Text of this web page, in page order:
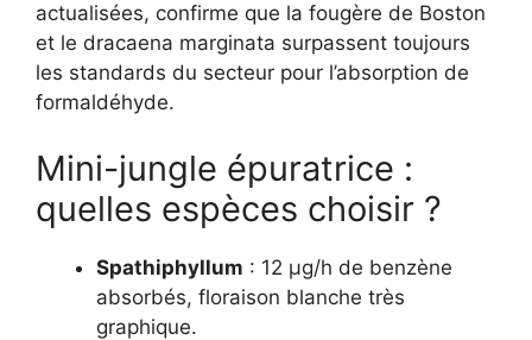
actualisées, confirme que la fougère de Boston
et le dracaena marginata surpassent toujours
les standards du secteur pour l’absorption de
formaldéhyde.
Mini-jungle épuratrice :
quelles espèces choisir ?
Spathiphyllum : 12 µg/h de benzène
absorbés, floraison blanche très
graphique.